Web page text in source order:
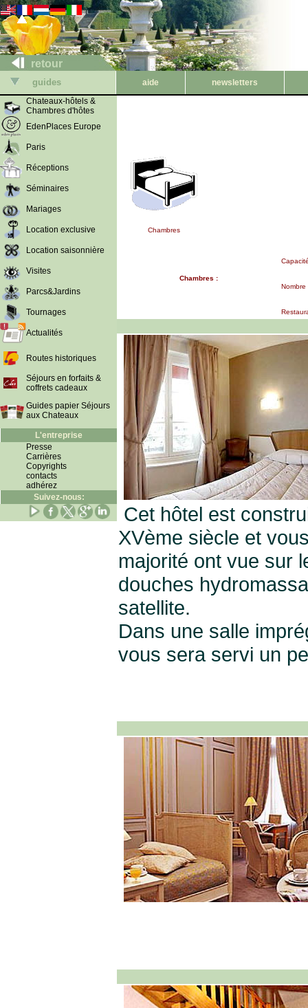
retour
guides aide
newsletters
Chateaux-hôtels &
Chambres d'hôtes
EdenPlaces Europe
Paris
Réceptions
Séminaires
Mariages
Location exclusive
Location saisonnière
Visites
Parcs&Jardins
Tournages
Actualités
Routes historiques
Séjours en forfaits &
coffrets cadeaux
Guides papier Séjours
aux Chateaux
L'entreprise
Presse
Carrières
Copyrights
contacts
adhérez
Suivez-nous:
Chambres
Chambres :
Nombre
Cet hôtel est
XVème siècle et
majorité ont vue sur
douches
satellite.
Dans une salle
vous sera servi un